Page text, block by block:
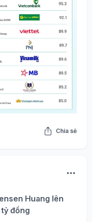
Chia sẻ
Huang lên
đồng